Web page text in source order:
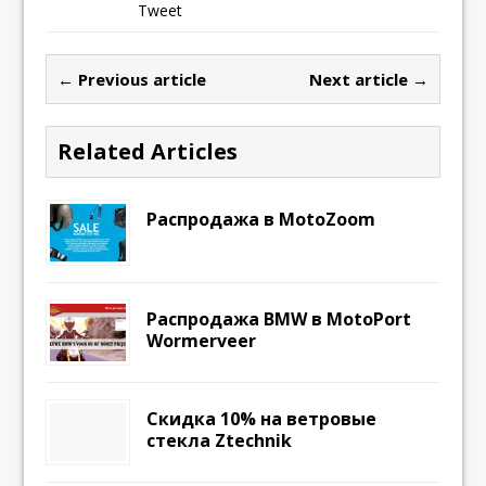
Tweet
← Previous article Next article →
Related Articles
Распродажа в MotoZoom
Распродажа BMW в MotoPort
Wormerveer
Скидка 10% на ветровые
стекла Ztechnik